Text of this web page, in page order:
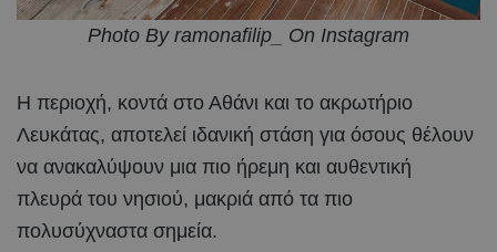
Photo By ramonafilip_ On Instagram
Η περιοχή, κοντά στο Αθάνι και το ακρωτήριο
Λευκάτας, αποτελεί ιδανική στάση για όσους θέλουν
να ανακαλύψουν μια πιο ήρεμη και αυθεντική
πλευρά του νησιού, μακριά από τα πιο
πολυσύχναστα σημεία.